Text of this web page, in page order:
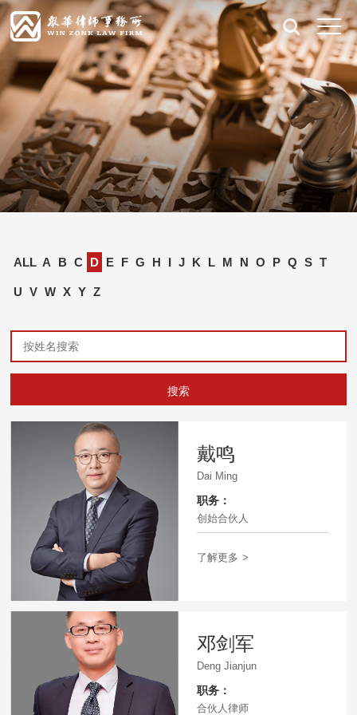
ALL A B C D E F G H I J K L M N O P Q S T
U V W X Y Z
搜索
戴鸣
Dai Ming
职务：
创始合伙人
了解更多 >
邓剑军
Deng Jianjun
职务：
合伙人律师